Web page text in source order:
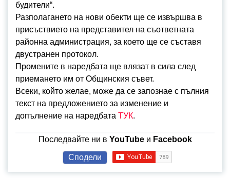
будители“.
Разполагането на нови обекти ще се извършва в
присъствието на представител на съответната
районна администрация, за което ще се съставя
двустранен протокол.
Промените в наредбата ще влязат в сила след
приемането им от Общинския съвет.
Всеки, който желае, може да се запознае с пълния
текст на предложението за изменение и
допълнение на наредбата ТУК.
Последвайте ни в YouTubeи Facebook
Сподели